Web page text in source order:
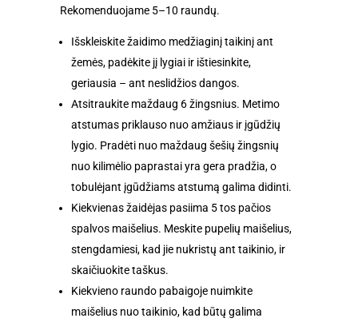
Rekomenduojame 5–10 raundų.
Išskleiskite žaidimo medžiaginį taikinį ant
žemės, padėkite jį lygiai ir ištiesinkite,
geriausia – ant neslidžios dangos.
Atsitraukite maždaug 6 žingsnius. Metimo
atstumas priklauso nuo amžiaus ir įgūdžių
lygio. Pradėti nuo maždaug šešių žingsnių
nuo kilimėlio paprastai yra gera pradžia, o
tobulėjant įgūdžiams atstumą galima didinti.
Kiekvienas žaidėjas pasiima 5 tos pačios
spalvos maišelius. Meskite pupelių maišelius,
stengdamiesi, kad jie nukristų ant taikinio, ir
skaičiuokite taškus.
Kiekvieno raundo pabaigoje nuimkite
maišelius nuo taikinio, kad būtų galima